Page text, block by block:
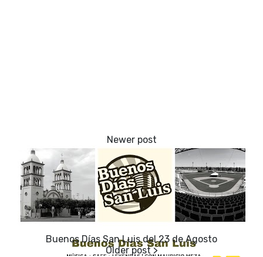
Buenos Días San Luis del 23 de Agosto